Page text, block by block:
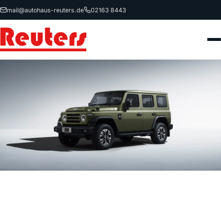
mail@autohaus-reuters.de 02163 8443